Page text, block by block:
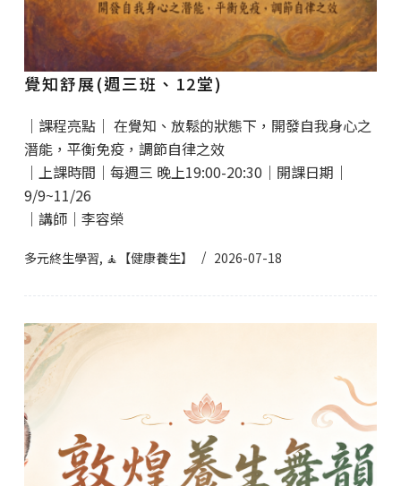
覺知舒展(週三班、12堂)
｜課程亮點｜ 在覺知、放鬆的狀態下，開發自我身心之
潛能，平衡免疫，調節自律之效
｜上課時間｜每週三 晚上19:00-20:30｜開課日期｜
9/9~11/26
｜講師｜李容榮
多元終生學習, 🧘【健康養生】 2026-07-18